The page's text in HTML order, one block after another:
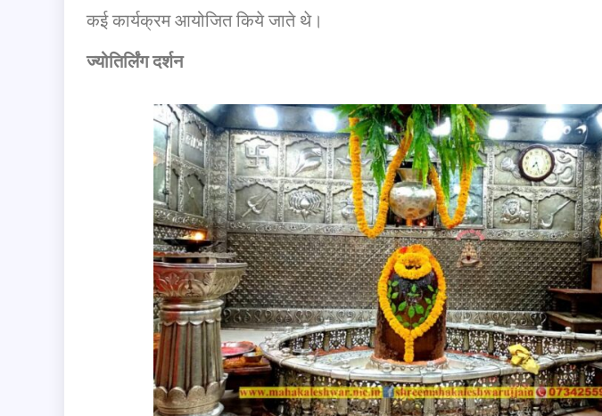
कई कार्यक्रम आयोजित किये जाते थे।
ज्योतिर्लिंग दर्शन